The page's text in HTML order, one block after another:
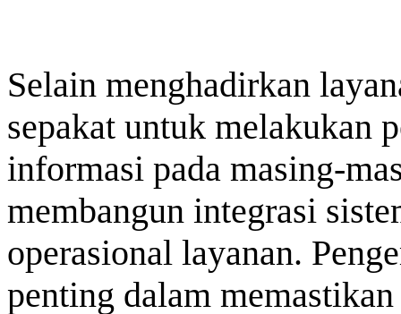
Selain menghadirkan
sepakat untuk melakukan
informasi pada masing-
membangun integrasi
operasional layanan.
penting dalam